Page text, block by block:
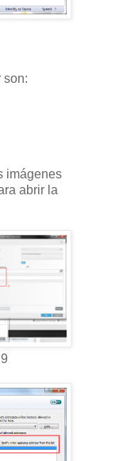
son:
imágenes
abrir la